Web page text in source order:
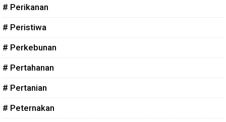
# Perikanan
# Peristiwa
# Perkebunan
# Pertahanan
# Pertanian
# Peternakan